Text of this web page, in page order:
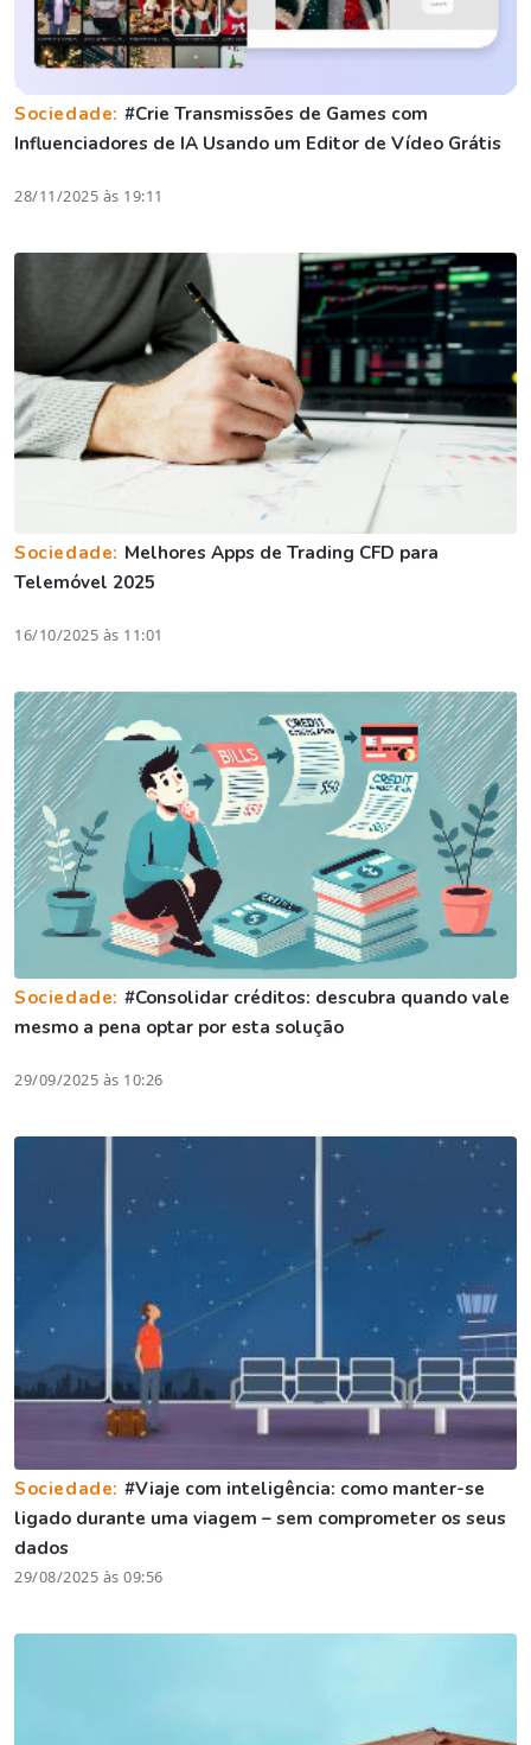
Sociedade: #Crie Transmissões de Games com
Influenciadores de IA Usando um Editor de Vídeo Grátis
28/11/2025 às 19:11
Sociedade: Melhores Apps de Trading CFD para
Telemóvel 2025
16/10/2025 às 11:01
Sociedade: #Consolidar créditos: descubra quando vale
mesmo a pena optar por esta solução
29/09/2025 às 10:26
Sociedade: #Viaje com inteligência: como manter-se
ligado durante uma viagem – sem comprometer os seus
dados
29/08/2025 às 09:56